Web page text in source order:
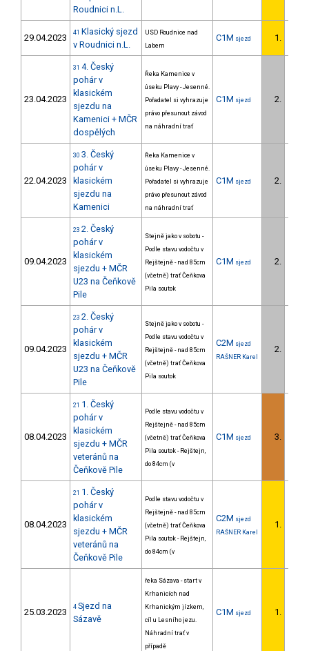
Roudnici n.L.
29.04.2023 41 Klasický sjezd
v Roudnici n.L.
USD Roudnice nad
Labem
C1M sjezd 1.
23.04.2023
31 4. Český
pohár v
klasickém
sjezdu na
Kamenici + MČR
dospělých
Řeka Kamenice v
úseku Plavy - Jesenné.
Pořadatel si vyhrazuje
právo přesunout závod
na náhradní trať
C1M sjezd 2.
22.04.2023
30 3. Český
pohár v
klasickém
sjezdu na
Kamenici
Řeka Kamenice v
úseku Plavy - Jesenné.
Pořadatel si vyhrazuje
právo přesunout závod
na náhradní trať
C1M sjezd 2.
09.04.2023
23 2. Český
pohár v
klasickém
sjezdu + MČR
U23 na Čeňkově
Pile
Stejně jako v sobotu -
Podle stavu vodočtu v
Rejštejně - nad 85cm
(včetně) trať Čeňkova
Pila soutok
C1M sjezd 2.
09.04.2023
23 2. Český
pohár v
klasickém
sjezdu + MČR
U23 na Čeňkově
Pile
Stejně jako v sobotu -
Podle stavu vodočtu v
Rejštejně - nad 85cm
(včetně) trať Čeňkova
Pila soutok
C2M sjezd
RAŠNER Karel
2.
08.04.2023
21 1. Český
pohár v
klasickém
sjezdu + MČR
veteránů na
Čeňkově Pile
Podle stavu vodočtu v
Rejštejně - nad 85cm
(včetně) trať Čeňkova
Pila soutok - Rejštejn,
do 84cm (v
C1M sjezd 3.
08.04.2023
21 1. Český
pohár v
klasickém
sjezdu + MČR
veteránů na
Čeňkově Pile
Podle stavu vodočtu v
Rejštejně - nad 85cm
(včetně) trať Čeňkova
Pila soutok - Rejštejn,
do 84cm (v
C2M sjezd
RAŠNER Karel
1.
25.03.2023 4 Sjezd na
Sázavě
řeka Sázava - start v
Krhanicích nad
Krhanickým jízkem,
cíl u Lesního jezu.
Náhradní trať v
případě
C1M sjezd 1.